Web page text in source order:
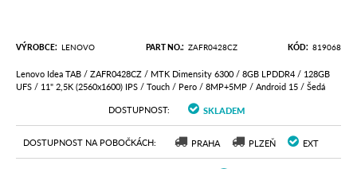
VÝROBCE LENOVO PART NO. ZAFR0428CZ KÓD 819068
Lenovo Idea TAB / ZAFR0428CZ / MTK Dimensity 6300 / 8GB LPDDR4 / 128GB
UFS / 11" 2,5K (2560x1600) IPS / Touch / Pero / 8MP+5MP / Android 15 / Šedá
DOSTUPNOST SKLADEM
DOSTUPNOST NA POBOČKÁCH PRAHA PLZEŇ EXT